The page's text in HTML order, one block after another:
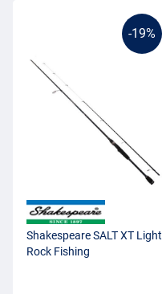
-19%
Shakespeare SALT XT Light
Rock Fishing